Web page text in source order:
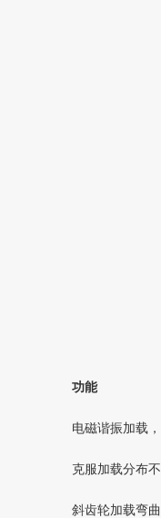
功能
电磁谐振加载
克服加载分布
斜齿轮加载弯